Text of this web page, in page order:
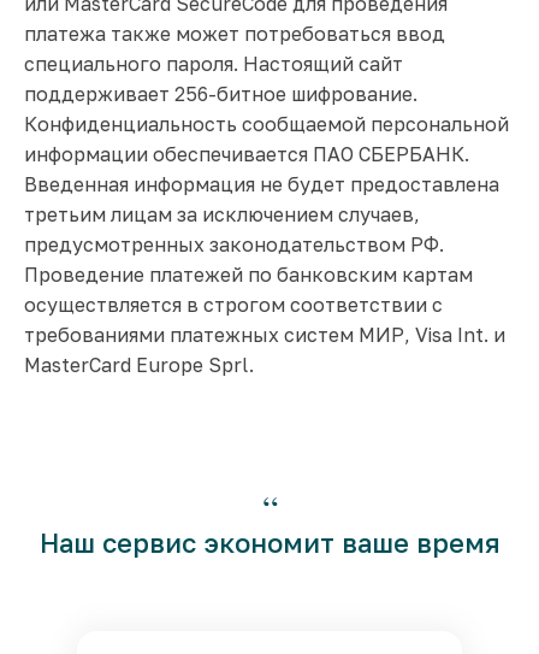
платежа также может потребоваться ввод
специального пароля. Настоящий сайт
поддерживает 256-битное шифрование.
Конфиденциальность сообщаемой персональной
информации обеспечивается ПАО СБЕРБАНК.
Введенная информация не будет предоставлена
третьим лицам за исключением случаев,
предусмотренных законодательством РФ.
Проведение платежей по банковским картам
осуществляется в строгом соответствии с
требованиями платежных систем МИР, Visa Int. и
MasterCard Europe Sprl.
“
Наш сервис экономит ваше время